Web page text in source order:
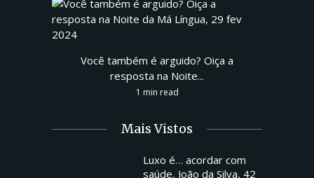
Você também é arguido? Oiça a
resposta na Noite...
1 min read
Mais Vistos
Luxo é… acordar com
saúde, João da Silva, 42